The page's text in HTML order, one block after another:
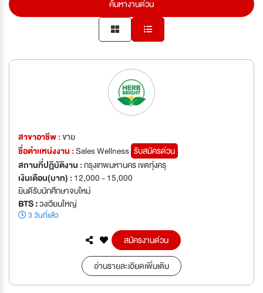
ค้นหางานด่วน
สาขาอาชีพ :ขาย
ชื่อตำเเหน่งงาน :Sales Wellness รับสมัครด่วน
สถานที่ปฏิบัติงาน :กรุงเทพมหานคร เขตทุ่งครุ
เงินเดือน(บาท) : 12,000 - 15,000
ยินดีรับนักศึกษาจบใหม่
BTS :วงเวียนใหญ่
3 วันที่แล้ว
สมัครงานด่วน
อ่านรายละเอียดเพิ่มเติม